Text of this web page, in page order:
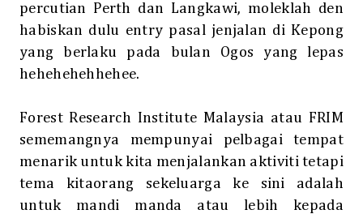
percutian Perth dan Langkawi, moleklah den
habiskan dulu entry pasal jenjalan di Kepong
yang berlaku pada bulan Ogos yang lepas
hehehehehhehee.
Forest Research Institute Malaysia atau FRIM
sememangnya mempunyai pelbagai tempat
menarik untuk kita menjalankan aktiviti tetapi
tema kitaorang sekeluarga ke sini adalah
untuk mandi manda atau lebih kepada